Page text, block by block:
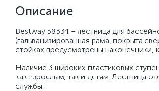
Описание
Bestway 58334 – лестница для
(гальванизированная рама, покрыта
стойках предусмотрены
Наличие 3 широких пластиковых
как взрослым, так и детям. Лестница
службы.